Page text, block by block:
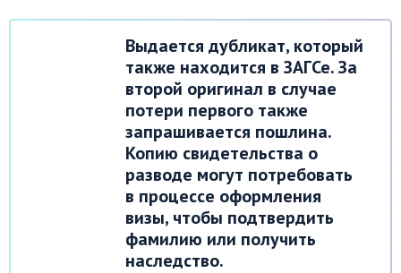
Выдается дубликат, который
также находится в ЗАГСе. За
второй оригинал в случае
потери первого также
запрашивается пошлина.
Копию свидетельства о
разводе могут потребовать
в процессе оформления
визы, чтобы подтвердить
фамилию или получить
наследство.